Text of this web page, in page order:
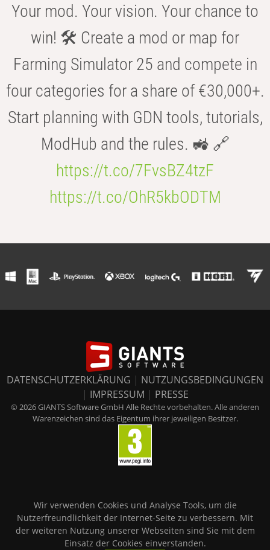
Your mod. Your vision. Your chance to
win! 🛠️ Create a mod or map for
Farming Simulator 25 and compete in
four categories for a share of €30,000+.
Start planning with GDN tools, tutorials,
ModHub and the rules. 🚜 🔗
https://t.co/7FvsBZ4tzF
https://t.co/OhR5kbODTM
DATENSCHUTZERKLÄRUNG | NUTZUNGSBEDINGUNGEN
| IMPRESSUM | PRESSE
© 2026 GIANTS Software GmbH Alle Rechte vorbehalten. Alle anderen
Warenzeichen sind das Eigentum ihrer jeweiligen Besitzer.
Wir verwenden Cookies und Analyse Tools, um die
Nutzerfreundlichkeit der Internet-Seite zu verbessern. Mit
der weiteren Nutzung unserer Webseiten sind Sie mit dem
Einsatz der Cookies einverstanden.